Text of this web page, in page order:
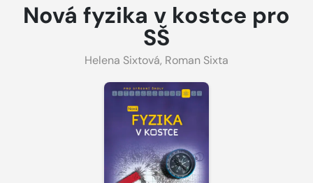
Nová fyzika v kostce pro
SŠ
Helena Sixtová, Roman Sixta